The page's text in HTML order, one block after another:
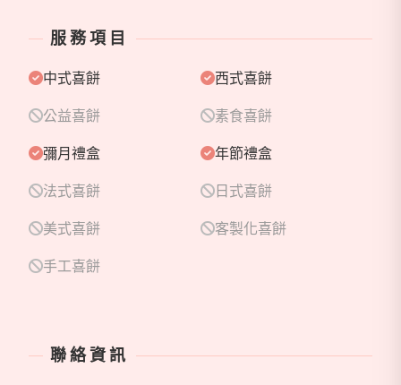
不只是甜點品牌，我們更重視整體呈現與體驗，
從設計、製作到包裝出貨，每個環節我們親自把關。
我們在意每一次打開禮盒的瞬間，
也在意收禮的人，是否能感受到你們的用心。
喜餅禮盒這件事，交給煦多甜點吧！
服務項目
中式喜餅 西式喜餅
公益喜餅 素食喜餅
彌月禮盒 年節禮盒
法式喜餅 日式喜餅
美式喜餅 客製化喜餅
手工喜餅
聯絡資訊